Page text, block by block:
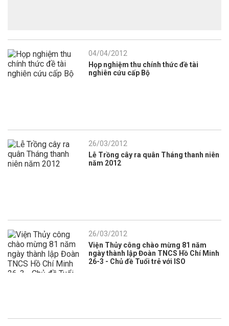
04/04/2012
Họp nghiệm thu chính thức đề tài
nghiên cứu cấp Bộ
26/03/2012
Lễ Trồng cây ra quân Tháng thanh niên
năm 2012
26/03/2012
Viện Thủy công chào mừng 81 năm
ngày thành lập Đoàn TNCS Hồ Chí Minh
26-3 - Chủ đề Tuổi trẻ với ISO